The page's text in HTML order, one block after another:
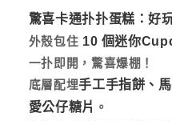
1存
貨
單
位
(SKU):
驚喜卡通扑扑蛋糕：好
外殼包住 10 個迷你
一扑即開，驚喜爆棚！
底層配埋手工手指餅、
愛公仔糖片 。